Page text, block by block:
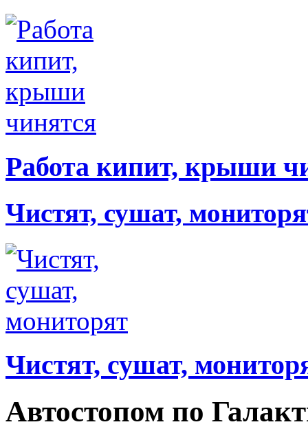
Работа кипит, крыши
Чистят, сушат,
Чистят, сушат,
Автостопом по